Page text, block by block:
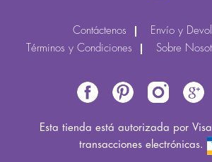
Contáctenos
Envío y
Términos y Condiciones
Sobre
Esta tienda está autorizada por
transacciones electrónicas.